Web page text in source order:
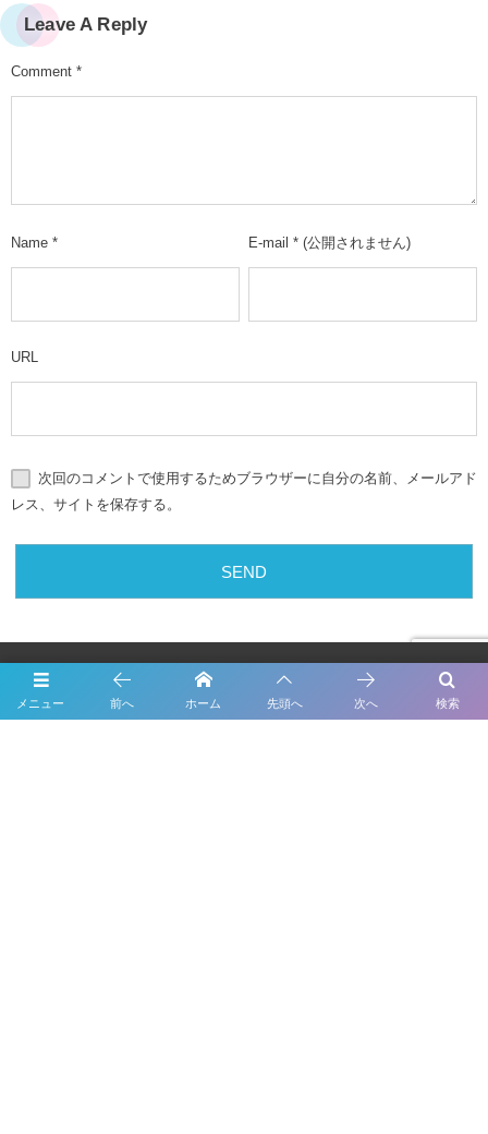
Leave A Reply
Comment *
Name * E-mail * (公開されません)
URL
次回のコメントで使用するためブラウザーに自分の名前、メールアド
レス、サイトを保存する。
Twitter
メニュー 検索
前へ ホーム 先頭へ 次へ